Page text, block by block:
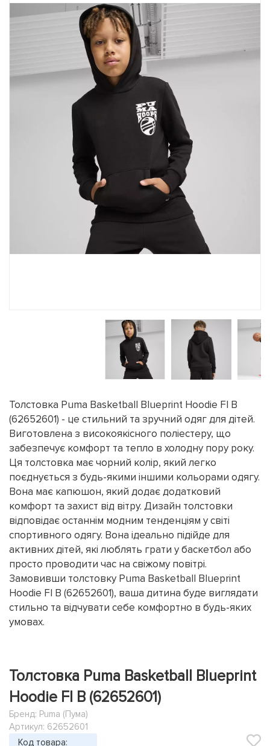
Толстовка Puma Basketball Blueprint Hoodie Fl B
(62652601) - це стильний та зручний одяг для дітей.
Виготовлена з високоякісного поліестеру, що
забезпечує комфорт та тепло в холодну пору року.
Ця толстовка має чорний колір, який легко
поєднується з будь-якими іншими кольорами одягу.
Вона має капюшон, який додає додатковий
комфорт та захист від вітру. Дизайн толстовки
відповідає останнім модним тенденціям у світі
спортивного одягу. Вона ідеально підійде для
активних дітей, які люблять грати у баскетбол або
просто проводити час на свіжому повітрі.
Замовивши толстовку Puma Basketball Blueprint
Hoodie Fl B (62652601), ваша дитина буде виглядати
стильно та відчувати себе комфортно в будь-яких
умовах.
Толстовка Puma Basketball Blueprint
Hoodie Fl B (62652601)
Бренд: Puma (Пума)
Артикул: 62652601
Код товара: